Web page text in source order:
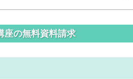
座の無料資料請求